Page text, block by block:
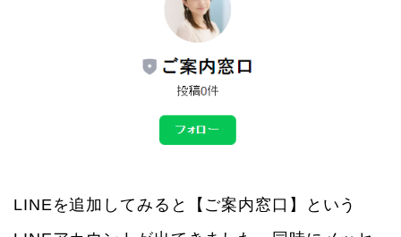
LINEを追加してみると【ご案内窓口】という